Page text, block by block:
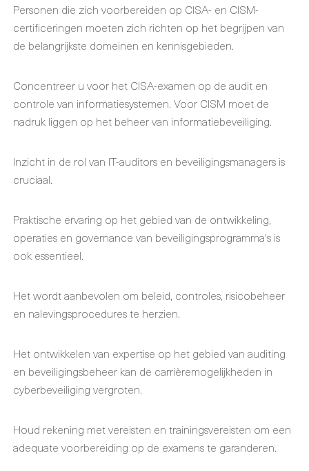
Personen die zich voorbereiden op CISA- en CISM-
certificeringen moeten zich richten op het begrijpen van
de belangrijkste domeinen en kennisgebieden.
Concentreer u voor het CISA-examen op de audit en
controle van informatiesystemen. Voor CISM moet de
nadruk liggen op het beheer van informatiebeveiliging.
Inzicht in de rol van IT-auditors en beveiligingsmanagers is
cruciaal.
Praktische ervaring op het gebied van de ontwikkeling,
operaties en governance van beveiligingsprogramma's is
ook essentieel.
Het wordt aanbevolen om beleid, controles, risicobeheer
en nalevingsprocedures te herzien.
Het ontwikkelen van expertise op het gebied van auditing
en beveiligingsbeheer kan de carrièremogelijkheden in
cyberbeveiliging vergroten.
Houd rekening met vereisten en trainingsvereisten om een
adequate voorbereiding op de examens te garanderen.